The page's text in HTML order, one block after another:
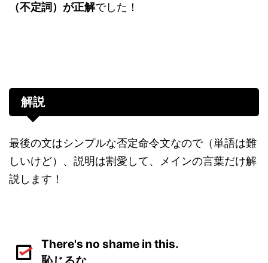
（不定詞）が正解でした！
解説
最後の文はシンプルな否定命令文なので（単語は難
しいけど）、説明は割愛して、メインの言葉だけ解
説します！
There's no shame in this.